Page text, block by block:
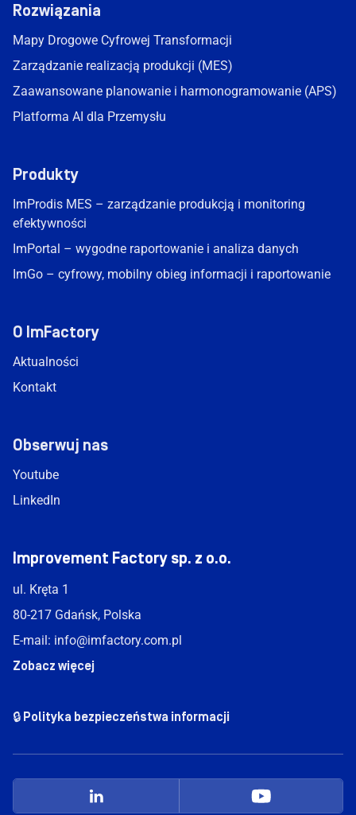
Rozwiązania
Mapy Drogowe Cyfrowej Transformacji
Zarządzanie realizacją produkcji (MES)
Zaawansowane planowanie i harmonogramowanie (APS)
Platforma AI dla Przemysłu
Produkty
ImProdis MES – zarządzanie produkcją i monitoring
efektywności
ImPortal – wygodne raportowanie i analiza danych
ImGo – cyfrowy, mobilny obieg informacji i raportowanie
O ImFactory
Aktualności
Kontakt
Obserwuj nas
Youtube
LinkedIn
Improvement Factory sp. z o.o.
ul. Kręta 1
80-217 Gdańsk, Polska
E-mail: info@imfactory.com.pl
Zobacz więcej
🔒 Polityka bezpieczeństwa informacji